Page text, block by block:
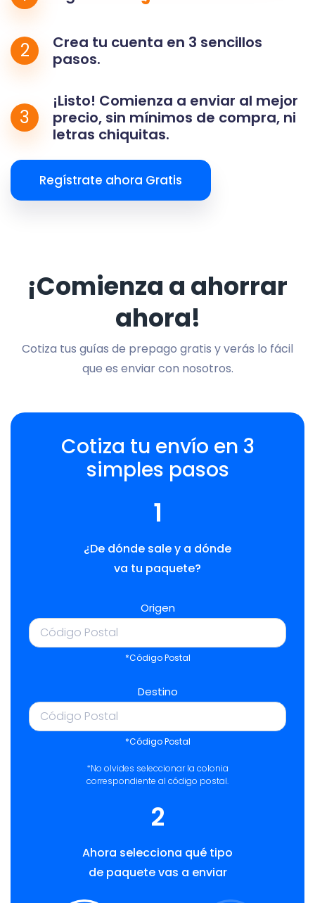
2
Crea tu cuenta en 3 sencillos
pasos.
3
¡Listo! Comienza a enviar al mejor
precio, sin mínimos de compra, ni
letras chiquitas.
Regístrate ahora Gratis
¡Comienza a ahorrar
ahora!
Cotiza tus guías de prepago gratis y verás lo fácil
que es enviar con nosotros.
Cotiza tu envío en 3
simples pasos
1
¿De dónde sale y a dónde
va tu paquete?
Origen
*Código Postal
Destino
*Código Postal
*No olvides seleccionar la colonia
correspondiente al código postal.
2
Ahora selecciona qué tipo
de paquete vas a enviar